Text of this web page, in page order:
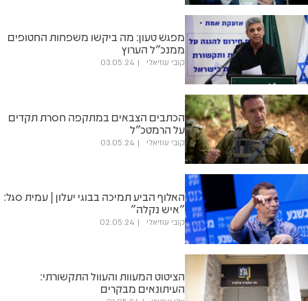
מפגש טעון: מה ביקשו משפחות החטופים
ממנכ"ל הערוץ
קובי עוזיאלי 03.05.24
הכתבים הצבאים במתקפה חסרת תקדים
על הרמטכ"ל
קובי עוזיאלי 03.05.24
האלוף הביע תמיכה בבוגי יעלון | עמית סגל:
"איש נקלה"
קובי עוזיאלי 02.05.24
הציטוט המעוות והעוול התקשורתי:
העיתונאים מבקרים